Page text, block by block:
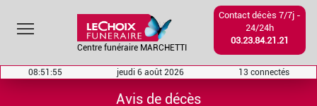
Centre funéraire MARCHETTI
Toggle main menu visibility
Contact décès 7/7j -
24/24h
03.23.84.21.21
08:51:56 jeudi 6 août 2026 13 connectés
Avis de décès